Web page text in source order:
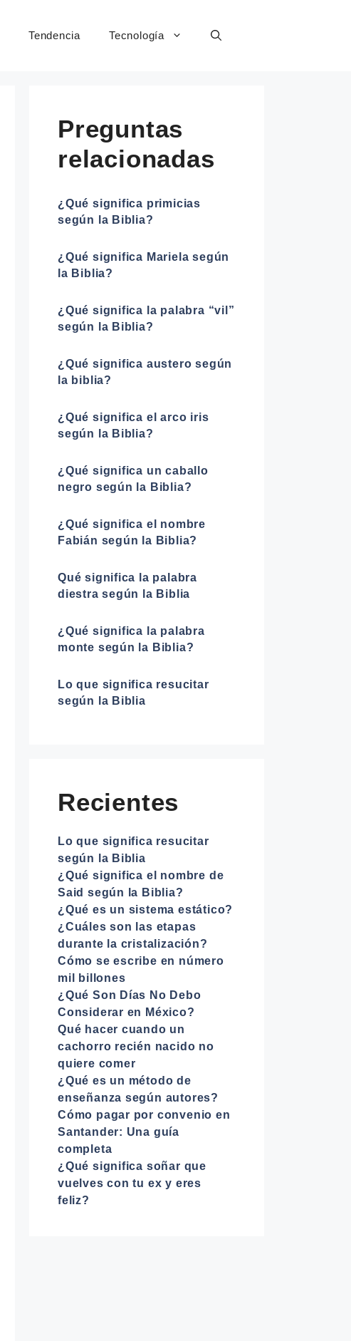
Tendencia Tecnología
Preguntas
relacionadas
¿Qué significa primicias
según la Biblia?
¿Qué significa Mariela según
la Biblia?
¿Qué significa la palabra “vil”
según la Biblia?
¿Qué significa austero según
la biblia?
¿Qué significa el arco iris
según la Biblia?
¿Qué significa un caballo
negro según la Biblia?
¿Qué significa el nombre
Fabián según la Biblia?
Qué significa la palabra
diestra según la Biblia
¿Qué significa la palabra
monte según la Biblia?
Lo que significa resucitar
según la Biblia
Recientes
Lo que significa resucitar
según la Biblia
¿Qué significa el nombre de
Said según la Biblia?
¿Qué es un sistema estático?
¿Cuáles son las etapas
durante la cristalización?
Cómo se escribe en número
mil billones
¿Qué Son Días No Debo
Considerar en México?
Qué hacer cuando un
cachorro recién nacido no
quiere comer
¿Qué es un método de
enseñanza según autores?
Cómo pagar por convenio en
Santander: Una guía
completa
¿Qué significa soñar que
vuelves con tu ex y eres
feliz?